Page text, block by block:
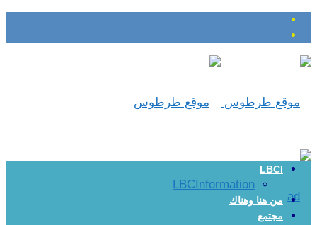
LBCI
LBCInformation
من هنا وهناك
مجتمع